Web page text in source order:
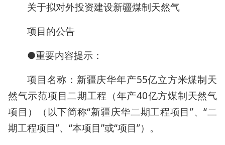
关于拟对外投资建设新疆煤制天然气
项目的公告
●重要内容提示：
项目名称：新疆庆华年产55亿立方米煤制天
然气示范项目二期工程（年产40亿方煤制天然气
项目）（以下简称“新疆庆华二期工程项目”、“二
期工程项目”、“本项目”或“项目”）。